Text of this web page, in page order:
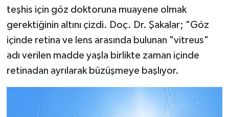
teşhis için göz doktoruna muayene olmak
gerektiğinin altını çizdi. Doç. Dr. Şakalar; "Göz
içinde retina ve lens arasında bulunan "vitreus"
adı verilen madde yaşla birlikte zaman içinde
retinadan ayrılarak büzüşmeye başlıyor.